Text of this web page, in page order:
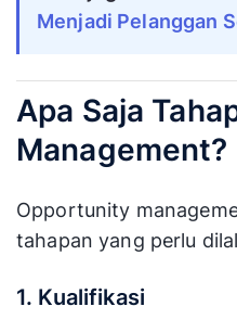
Menjadi Pelanggan
Apa Saja
Management?
Opportunity
tahapan yang perlu
1. Kualifikasi